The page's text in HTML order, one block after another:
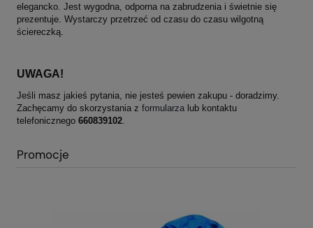
elegancko. Jest wygodna, odporna na zabrudzenia i świetnie się
prezentuje. Wystarczy przetrzeć od czasu do czasu wilgotną
ściereczką.
UWAGA!
Jeśli masz jakieś pytania, nie jesteś pewien zakupu - doradzimy.
Zachęcamy do skorzystania z formularza lub kontaktu
telefonicznego 660839102
Promocje